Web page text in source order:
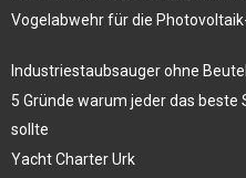
Vogelabwehr für die
Industriestaubsauger ohne
5 Gründe warum jeder das
sollte
Yacht Charter Urk